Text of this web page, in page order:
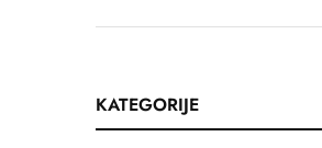
KATEGORIJE